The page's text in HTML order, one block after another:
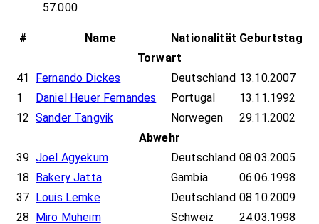
57.000
# Name Nationalität Geburtstag
Torwart
41
Fernando Dickes Deutschland 13.10.2007
1
Daniel Heuer Fernandes Portugal
13.11.1992
12 Sander Tangvik Norwegen
29.11.2002
Abwehr
39 Joel Agyekum Deutschland 08.03.2005
18
Bakery Jatta Gambia
06.06.1998
37
Louis Lemke Deutschland 08.10.2009
28
Miro Muheim Schweiz
24.03.1998